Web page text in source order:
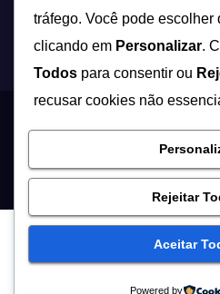
Tecnologia não é apenas
e soluções que
InícioContatoQuem Somos
tráfego. Você pode
clicando em Personalizar.
Todos para consentir ou
recusar cookies não
Rejeitar
Aceitar
Powered by